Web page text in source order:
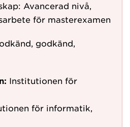
Avancerad nivå,
för masterexamen
godkänd,
Institutionen för
för informatik,